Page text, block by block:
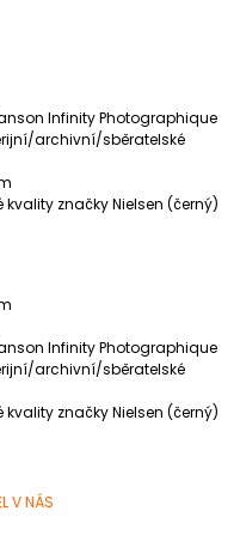
Infinity Photographique
archivní/sběratelské
značky Nielsen (černý)
Infinity Photographique
archivní/sběratelské
značky Nielsen (černý)
V NÁS